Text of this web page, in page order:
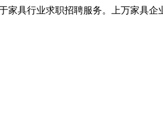
家具行业求职招聘服务。上万家具